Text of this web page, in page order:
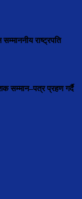
राष्ट्रपति
सम्मान–पत्र प्रहण गर्दै